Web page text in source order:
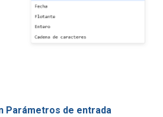
Parámetros de entrada